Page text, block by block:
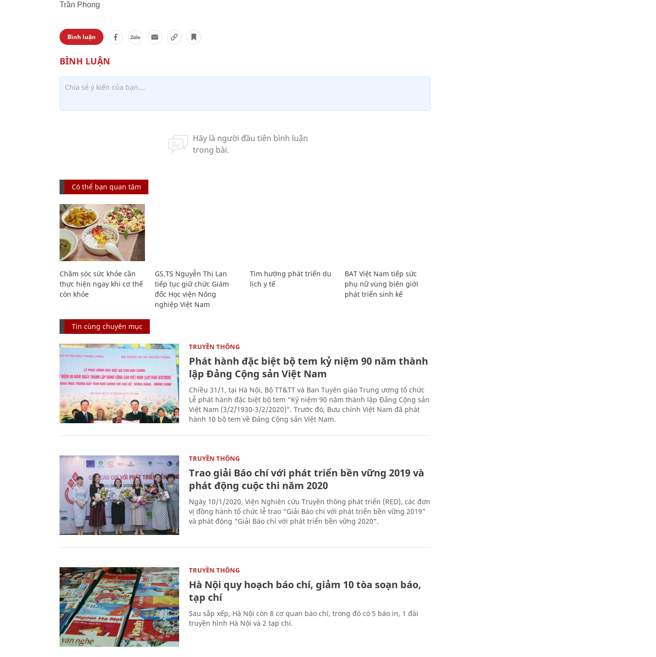
Trần Phong
Bình luận
Có thể bạn quan tâm
Chăm sóc sức khỏe cần
thực hiện ngay khi cơ thể
còn khỏe
GS.TS Nguyễn Thị Lan
tiếp tục giữ chức Giám
đốc Học viện Nông
nghiệp Việt Nam
Tìm hướng phát triển du
lịch y tế
BAT Việt Nam tiếp sức
phụ nữ vùng biên giới
phát triển sinh kế
Tin cùng chuyên mục
TRUYỀN THÔNG
Phát hành đặc biệt bộ tem kỷ niệm 90 năm thành
lập Đảng Cộng sản Việt Nam
Chiều 31/1, tại Hà Nội, Bộ TT&TT và Ban Tuyên giáo Trung ương tổ chức
Lễ phát hành đặc biệt bộ tem “Kỷ niệm 90 năm thành lập Đảng Cộng sản
Việt Nam (3/2/1930-3/2/2020)”. Trước đó, Bưu chính Việt Nam đã phát
hành 10 bộ tem về Đảng Cộng sản Việt Nam.
TRUYỀN THÔNG
Trao giải Báo chí với phát triển bền vững 2019 và
phát động cuộc thi năm 2020
Ngày 10/1/2020, Viện Nghiên cứu Truyền thông phát triển (RED), các đơn
vị đồng hành tổ chức lễ trao “Giải Báo chí với phát triển bền vững 2019”
và phát động “Giải Báo chí với phát triển bền vững 2020”.
TRUYỀN THÔNG
Hà Nội quy hoạch báo chí, giảm 10 tòa soạn báo,
tạp chí
Sau sắp xếp, Hà Nội còn 8 cơ quan báo chí, trong đó có 5 báo in, 1 đài
truyền hình Hà Nội và 2 tạp chí.